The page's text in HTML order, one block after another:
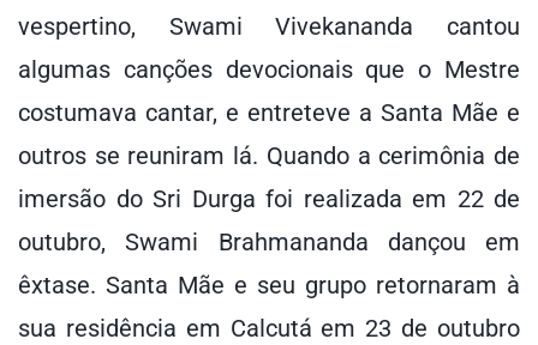
vespertino, Swami Vivekananda cantou
algumas canções devocionais que o Mestre
costumava cantar, e entreteve a Santa Mãe e
outros se reuniram lá. Quando a cerimônia de
imersão do Sri Durga foi realizada em 22 de
outubro, Swami Brahmananda dançou em
êxtase. Santa Mãe e seu grupo retornaram à
sua residência em Calcutá em 23 de outubro